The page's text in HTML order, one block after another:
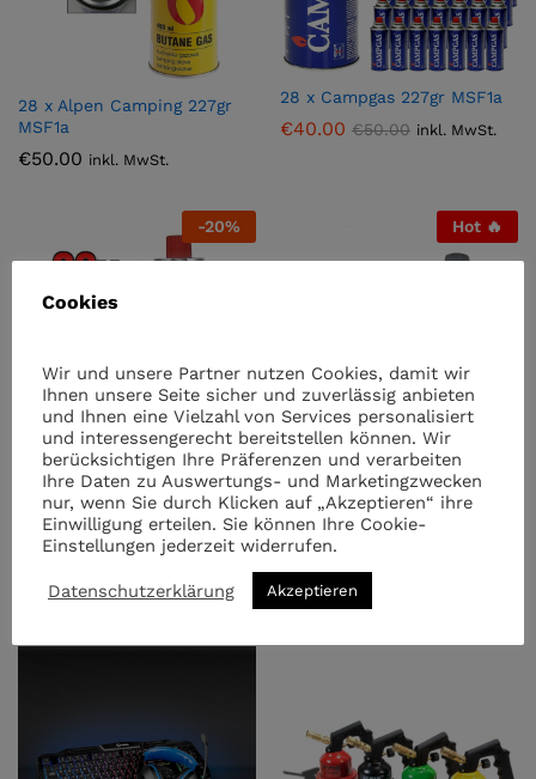
28 x Alpen Camping 227gr
MSF1a
€50.00 inkl. MwSt.
28 x Campgas 227gr MSF1a
€40.00 €50.00 inkl. MwSt.
-20%
28 x Defort 227gr MSF1a
40.00 €50.00 inkl. MwSt.
Hot 🔥
28 x Roland Germany 227gr
€50.00 inkl. MwSt.
Cookies
Wir und unsere Partner nutzen Cookies, damit wir
Ihnen unsere Seite sicher und zuverlässig anbieten
und Ihnen eine Vielzahl von Services personalisiert
und interessengerecht bereitstellen können. Wir
berücksichtigen Ihre Präferenzen und verarbeiten
Ihre Daten zu Auswertungs- und Marketingzwecken
nur, wenn Sie durch Klicken auf „Akzeptieren“ ihre
Einwilligung erteilen. Sie können Ihre Cookie-
Einstellungen jederzeit widerrufen.
Datenschutzerklärung Akzeptieren